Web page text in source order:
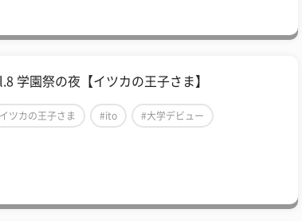
学園祭の夜【イツカの王子さま】
ツカの王子さま #ito #大学デビュー